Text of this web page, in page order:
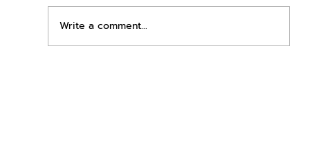
Write a comment...